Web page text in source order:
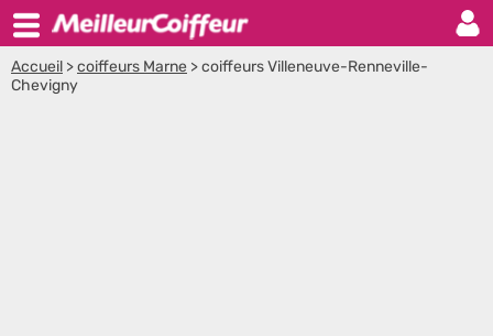
Accueil >coiffeurs Marne >coiffeurs Villeneuve-Renneville-
Chevigny